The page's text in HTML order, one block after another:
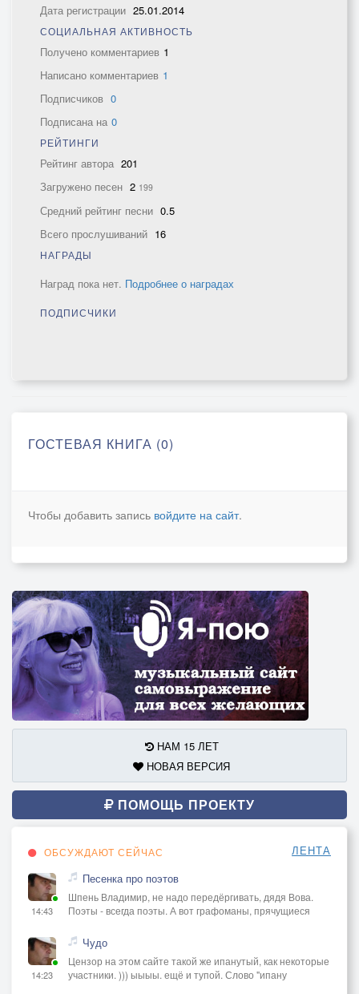
Дата регистрации 25.01.2014
СОЦИАЛЬНАЯ АКТИВНОСТЬ
Получено комментариев 1
Написано комментариев 1
Подписчиков 0
Подписана на 0
РЕЙТИНГИ
Рейтинг автора 201
Загружено песен 2 199
Средний рейтинг песни 0.5
Всего прослушиваний 16
НАГРАДЫ
Наград пока нет. Подробнее о наградах
ПОДПИСЧИКИ
ГОСТЕВАЯ КНИГА (0)
Чтобы добавить запись войдите на сайт.
НАМ 15 ЛЕТ
НОВАЯ ВЕРСИЯ
ПОМОЩЬ ПРОЕКТУ
ОБСУЖДАЮТ СЕЙЧАС ЛЕНТА
14:43
Песенка про поэтов
Шпень Владимир, не надо передёргивать, дядя Вова.
Поэты - всегда поэты. А вот графоманы, прячущиеся
14:23
Чудо
Цензор на этом сайте такой же ипанутый, как некоторые
участники. ))) ыыыы. ещё и тупой. Слово "ипану